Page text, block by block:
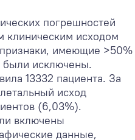
погрешностей
клиническим исходом
имеющие >50%
исключены.
13332 пациента. За
исход
(6,03%).
включены
данные,